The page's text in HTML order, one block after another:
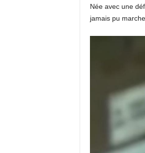
Née avec une
jamais pu